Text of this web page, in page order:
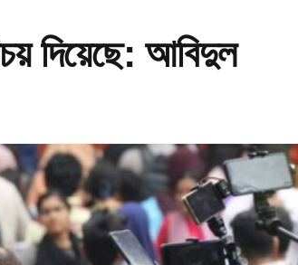
দিয়েছে: আবিদুল